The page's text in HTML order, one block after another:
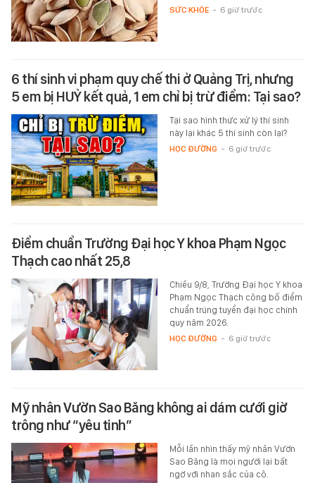
SỨC KHỎE - 6 giờ trước
6 thí sinh vi phạm quy chế thi ở Quảng Trị, nhưng
5 em bị HUỶ kết quả, 1 em chỉ bị trừ điểm: Tại sao?
Tại sao hình thức xử lý thí sinh
này lại khác 5 thí sinh còn lại?
HỌC ĐƯỜNG - 6 giờ trước
Điểm chuẩn Trường Đại học Y khoa Phạm Ngọc
Thạch cao nhất 25,8
Chiều 9/8, Trường Đại học Y khoa
Phạm Ngọc Thạch công bố điểm
chuẩn trúng tuyển đại học chính
quy năm 2026.
HỌC ĐƯỜNG - 6 giờ trước
Mỹ nhân Vườn Sao Băng không ai dám cưới giờ
trông như “yêu tinh”
Mỗi lần nhìn thấy mỹ nhân Vườn
Sao Băng là mọi người lại bất
ngờ với nhan sắc của cô.